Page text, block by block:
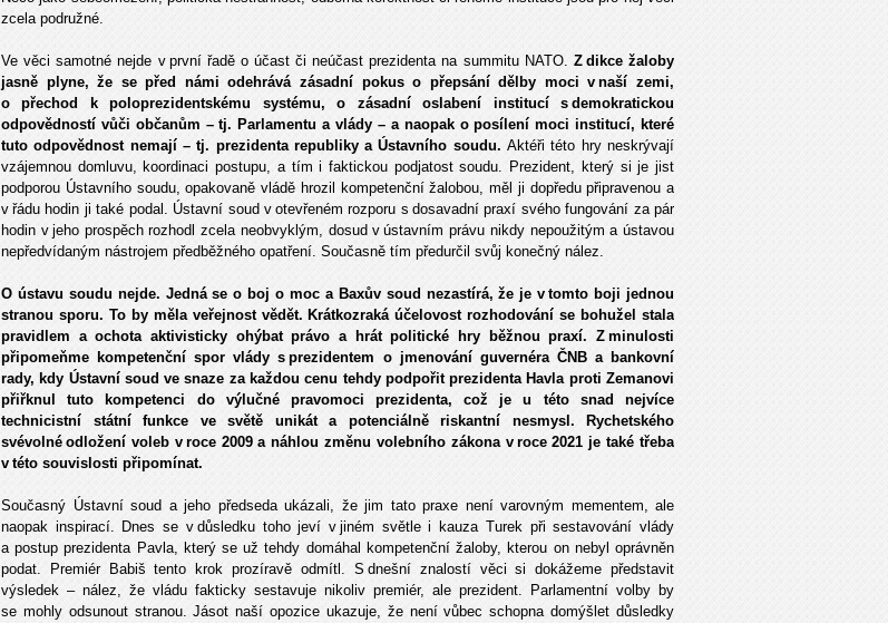
zcela podružné.
Ve věci samotné nejde v první řadě o účast či neúčast prezidenta na summitu NATO. Z dikce žaloby
jasně plyne, že se před námi odehrává zásadní pokus o přepsání dělby moci v naší zemi,
o přechod k poloprezidentskému systému, o zásadní oslabení institucí s demokratickou
odpovědností vůči občanům – tj. Parlamentu a vlády – a naopak o posílení moci institucí, které
tuto odpovědnost nemají – tj. prezidenta republiky a Ústavního soudu. Aktéři této hry neskrývají
vzájemnou domluvu, koordinaci postupu, a tím i faktickou podjatost soudu. Prezident, který si je jist
podporou Ústavního soudu, opakovaně vládě hrozil kompetenční žalobou, měl ji dopředu připravenou a
v řádu hodin ji také podal. Ústavní soud v otevřeném rozporu s dosavadní praxí svého fungování za pár
hodin v jeho prospěch rozhodl zcela neobvyklým, dosud v ústavním právu nikdy nepoužitým a ústavou
nepředvídaným nástrojem předběžného opatření. Současně tím předurčil svůj konečný nález.
O ústavu soudu nejde. Jedná se o boj o moc a Baxův soud nezastírá, že je v tomto boji jednou
stranou sporu. To by měla veřejnost vědět. Krátkozraká účelovost rozhodování se bohužel stala
pravidlem a ochota aktivisticky ohýbat právo a hrát politické hry běžnou praxí. Z minulosti
připomeňme kompetenční spor vlády s prezidentem o jmenování guvernéra ČNB a bankovní
rady, kdy Ústavní soud ve snaze za každou cenu tehdy podpořit prezidenta Havla proti Zemanovi
přiřknul tuto kompetenci do výlučné pravomoci prezidenta, což je u této snad nejvíce
technicistní státní funkce ve světě unikát a potenciálně riskantní nesmysl. Rychetského
svévolné odložení voleb v roce 2009 a náhlou změnu volebního zákona v roce 2021 je také třeba
v této souvislosti připomínat.
Současný Ústavní soud a jeho předseda ukázali, že jim tato praxe není varovným mementem, ale
naopak inspirací. Dnes se v důsledku toho jeví v jiném světle i kauza Turek při sestavování vlády
a postup prezidenta Pavla, který se už tehdy domáhal kompetenční žaloby, kterou on nebyl oprávněn
podat. Premiér Babiš tento krok prozíravě odmítl. S dnešní znalostí věci si dokážeme představit
výsledek – nález, že vládu fakticky sestavuje nikoliv premiér, ale prezident. Parlamentní volby by
se mohly odsunout stranou. Jásot naší opozice ukazuje, že není vůbec schopna domýšlet důsledky